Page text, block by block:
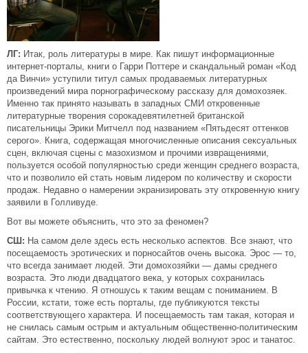
ЛГ: Итак, роль литературы в мире. Как пишут информационные
интернет-порталы, книги о Гарри Поттере и скандальный роман «Код
да Винчи» уступили титул самых продаваемых литературных
произведений мира порнографическому рассказу для домохозяек.
Именно так принято называть в западных СМИ откровенные
литературные творения сорокадевятилетней британской
писательницы Эрики Митчелл под названием «Пятьдесят оттенков
серого». Книга, содержащая многочисленные описания сексуальных
сцен, включая сцены с мазохизмом и прочими извращениями,
пользуется особой популярностью среди женщин среднего возраста,
что и позволило ей стать новым лидером по количеству и скорости
продаж. Недавно о намерении экранизировать эту откровенную книгу
заявили в Голливуде.
Вот вы можете объяснить, что это за феномен?
СШ: На самом деле здесь есть несколько аспектов. Все знают, что
посещаемость эротических и порносайтов очень высока. Эрос — то,
что всегда занимает людей. Эти домохозяйки — дамы среднего
возраста. Это люди двадцатого века, у которых сохранилась
привычка к чтению. Я отношусь к таким вещам с пониманием. В
России, кстати, тоже есть порталы, где публикуются тексты
соответствующего характера. И посещаемость там такая, которая и
не снилась самым острым и актуальным общественно-политическим
сайтам. Это естественно, поскольку людей волнуют эрос и танатос.